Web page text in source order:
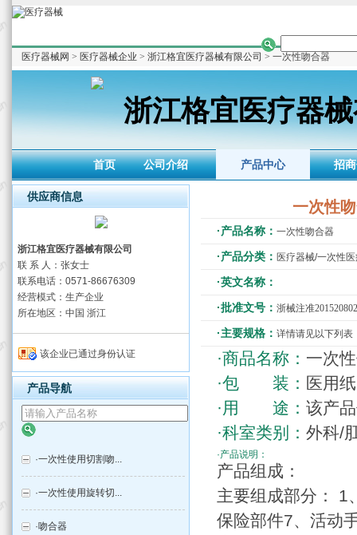
医疗器械网 > 医疗器械企业 > 浙江格宜医疗器械有限公司 > 一次性吻合器
浙江格宜医疗器
首页 公司介绍 产品中心 招
一次性
·产品名称： 一次性吻合器
·产品分类： 医疗器械/一次性
·英文名称：
·批准文号： 浙械注准
·主要规格： 详情请见以下列表
·商品名称： 一次
·包 装： 医用
·用 途： 该产
·科室类别： 外科/
·产品说明：
产品组成：
主要组成部分：
保险部件7、活动
供应商信息
浙江格宜医疗器械有限公司
联 系 人：张女士
联系电话：0571-86676309
经营模式：生产企业
所在地区：中国 浙江
该企业已通过身份认证
产品导航
·一次性使用切割吻...
·一次性使用旋转切...
·吻合器